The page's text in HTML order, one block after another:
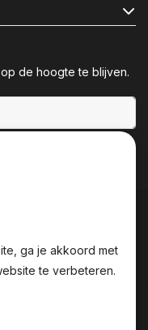
de hoogte te blijven.
ga je akkoord met
te verbeteren.